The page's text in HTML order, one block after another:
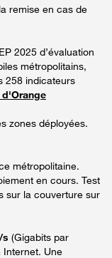
remise en cas de
2025 d’évaluation
métropolitains,
258 indicateurs
zones déployées.
métropolitaine.
en cours. Test
sur la couverture sur
s (Gigabits par
Internet. Une